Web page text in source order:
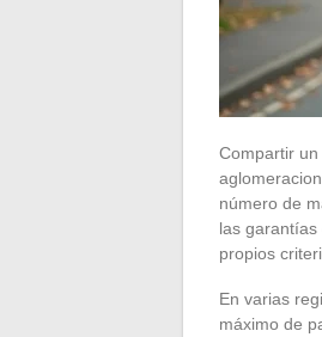
Compartir
número de
las
propios
En varias
máximo de